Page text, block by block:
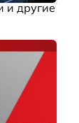
и другие